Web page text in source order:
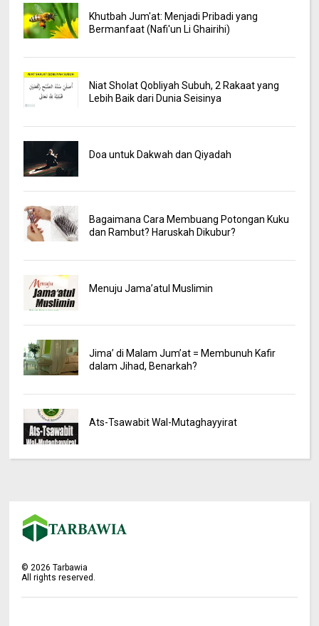
Khutbah Jum'at: Menjadi Pribadi yang
Bermanfaat (Nafi'un Li Ghairihi)
Niat Sholat Qobliyah Subuh, 2 Rakaat yang
Lebih Baik dari Dunia Seisinya
Doa untuk Dakwah dan Qiyadah
Bagaimana Cara Membuang Potongan Kuku
dan Rambut? Haruskah Dikubur?
Menuju Jama’atul Muslimin
Jima’ di Malam Jum’at = Membunuh Kafir
dalam Jihad, Benarkah?
Ats-Tsawabit Wal-Mutaghayyirat
©2026 Tarbawia
All rights reserved.